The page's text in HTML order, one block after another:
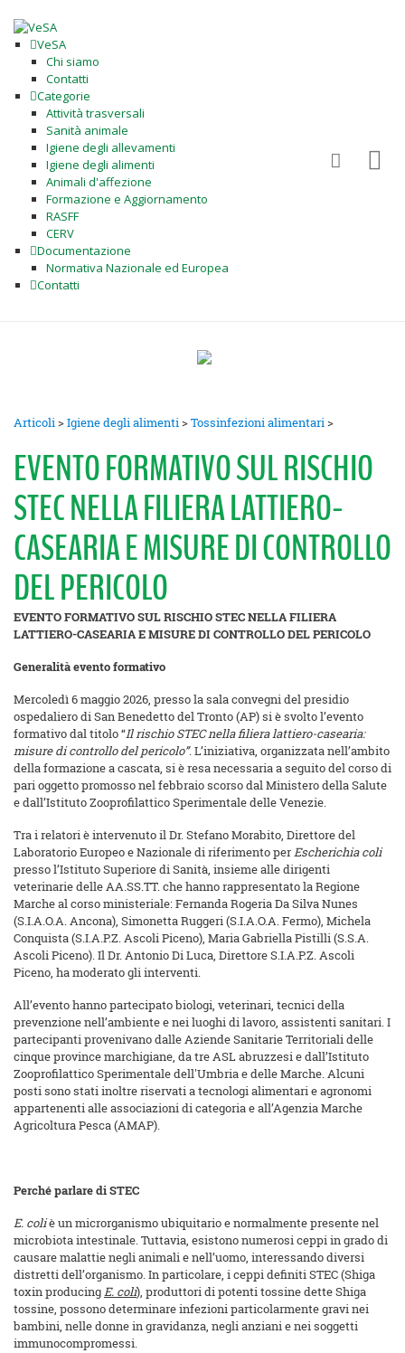
VeSA
Chi siamo
Contatti
Categorie
Attività trasversali
Sanità animale
Igiene degli allevamenti
Igiene degli alimenti
Animali d'affezione
Formazione e Aggiornamento
RASFF
CERV
Documentazione
Normativa Nazionale ed Europea
Contatti
Articoli>Igiene degli alimenti>Tossinfezioni alimentari>
EVENTO FORMATIVO SUL RISCHIO
STEC NELLA FILIERA LATTIERO-
CASEARIA E MISURE DI CONTROLLO
DEL PERICOLO
EVENTO FORMATIVO SUL RISCHIO STEC NELLA FILIERA
LATTIERO-CASEARIA E MISURE DI CONTROLLO DEL PERICOLO
Generalità evento formativo
Mercoledì 6 maggio 2026, presso la sala convegni del presidio
ospedaliero di San Benedetto del Tronto (AP) si è svolto l’evento
formativo dal titolo “Il rischio STEC nella filiera lattiero-casearia:
misure di controllo del pericolo”. L’iniziativa, organizzata nell’ambito
della formazione a cascata, si è resa necessaria a seguito del corso di
pari oggetto promosso nel febbraio scorso dal Ministero della Salute
e dall’Istituto Zooprofilattico Sperimentale delle Venezie.
Tra i relatori è intervenuto il Dr. Stefano Morabito, Direttore del
Laboratorio Europeo e Nazionale di riferimento perEscherichia coli
presso l’Istituto Superiore di Sanità, insieme alle dirigenti
veterinarie delle AA.SS.TT. che hanno rappresentato la Regione
Marche al corso ministeriale: Fernanda Rogeria Da Silva Nunes
(S.I.A.O.A. Ancona), Simonetta Ruggeri (S.I.A.O.A. Fermo), Michela
Conquista (S.I.A.P.Z. Ascoli Piceno), Maria Gabriella Pistilli (S.S.A.
Ascoli Piceno). Il Dr. Antonio Di Luca, Direttore S.I.A.P.Z. Ascoli
Piceno, ha moderato gli interventi.
All’evento hanno partecipato biologi, veterinari, tecnici della
prevenzione nell’ambiente e nei luoghi di lavoro, assistenti sanitari. I
partecipanti provenivano dalle Aziende Sanitarie Territoriali delle
cinque province marchigiane, da tre ASL abruzzesi e dall’Istituto
Zooprofilattico Sperimentale dell'Umbria e delle Marche. Alcuni
posti sono stati inoltre riservati a tecnologi alimentari e agronomi
appartenenti alle associazioni di categoria e all’Agenzia Marche
Agricoltura Pesca (AMAP).
Perché parlare di STEC
E. coliè un microrganismo ubiquitario e normalmente presente nel
microbiota intestinale. Tuttavia, esistono numerosi ceppi in grado di
causare malattie negli animali e nell’uomo, interessando diversi
distretti dell’organismo. In particolare, i ceppi definiti STEC (Shiga
toxin producingE. coli), produttori di potenti tossine dette Shiga
tossine, possono determinare infezioni particolarmente gravi nei
bambini, nelle donne in gravidanza, negli anziani e nei soggetti
immunocompromessi.